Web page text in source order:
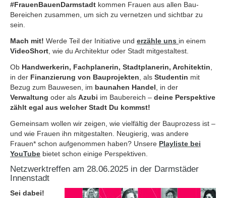
#FrauenBauenDarmstadt kommen Frauen aus allen Bau-
Bereichen zusammen, um sich zu vernetzen und sichtbar zu
sein.
Mach mit! Werde Teil der Initiative und erzähle uns in einem
VideoShort , wie du Architektur oder Stadt mitgestaltest.
Ob Handwerkerin, Fachplanerin, Stadtplanerin, Architektin
in der Finanzierung von Bauprojekten , als Studentin mit
Bezug zum Bauwesen, im baunahen Handel , in der
Verwaltung oder als Azubi im Baubereich – deine Perspektive
zählt egal aus welcher Stadt Du kommst!
Gemeinsam wollen wir zeigen, wie vielfältig der Bauprozess ist –
und wie Frauen ihn mitgestalten. Neugierig, was andere
Frauen* schon aufgenommen haben? Unsere Playliste bei
YouTube bietet schon einige Perspektiven.
Netzwerktreffen am 28.06.2025 in der Darmstäder
Innenstadt
Sei dabei!